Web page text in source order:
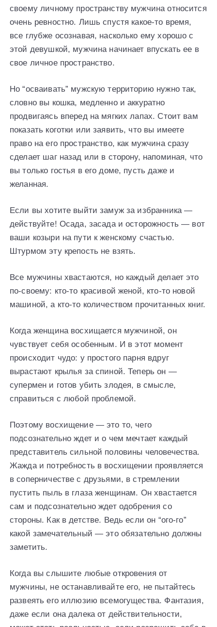
своему личному пространству мужчина относится
очень ревностно. Лишь спустя какое-то время,
все глубже осознавая, насколько ему хорошо с
этой девушкой, мужчина начинает впускать ее в
свое личное пространство.
Но “осваивать” мужскую территорию нужно так,
словно вы кошка, медленно и аккуратно
продвигаясь вперед на мягких лапах. Стоит вам
показать коготки или заявить, что вы имеете
право на его пространство, как мужчина сразу
сделает шаг назад или в сторону, напоминая, что
вы только гостья в его доме, пусть даже и
желанная.
Если вы хотите выйти замуж за избранника —
действуйте! Осада, засада и осторожность — вот
ваши козыри на пути к женскому счастью.
Штурмом эту крепость не взять.
Все мужчины хвастаются, но каждый делает это
по-своему: кто-то красивой женой, кто-то новой
машиной, а кто-то количеством прочитанных книг.
Когда женщина восхищается мужчиной, он
чувствует себя особенным. И в этот момент
происходит чудо: у простого парня вдруг
вырастают крылья за спиной. Теперь он —
супермен и готов убить злодея, в смысле,
справиться с любой проблемой.
Поэтому восхищение — это то, чего
подсознательно ждет и о чем мечтает каждый
представитель сильной половины человечества.
Жажда и потребность в восхищении проявляется
в соперничестве с друзьями, в стремлении
пустить пыль в глаза женщинам. Он хвастается
сам и подсознательно ждет одобрения со
стороны. Как в детстве. Ведь если он “ого-го”
какой замечательный — это обязательно должны
заметить.
Когда вы слышите любые откровения от
мужчины, не останавливайте его, не пытайтесь
развеять его иллюзию всемогущества. Фантазия,
даже если она далека от действительности,